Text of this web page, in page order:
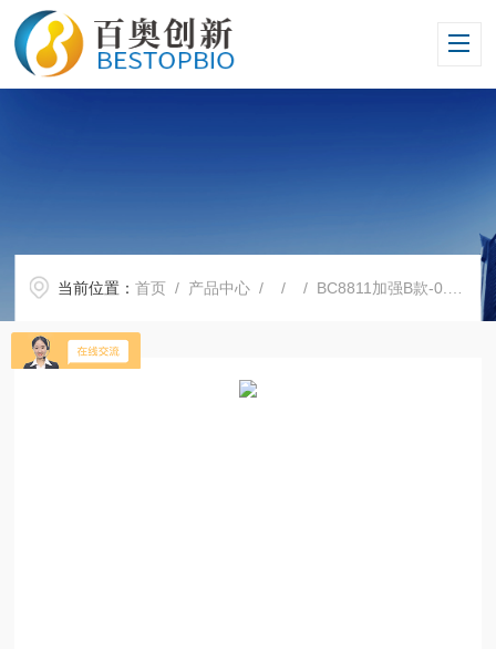
当前位置：首页 / 产品中心 / / / BC8811加强B款-0.1ml PCR 八联排管+光学平盖，透明